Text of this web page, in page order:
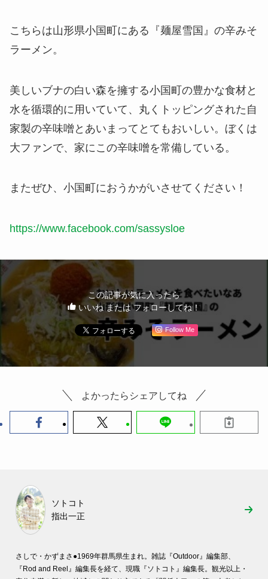
こちらは山形県小国町にある『麺屋雪国』の辛みそ
ラーメン。
美しいブナの白い森を擁する小国町の豊かな食材と
水を循環的に用いていて、丸くトッピングされた自
家製の辛味噌とあいまってとてもおいしい。ぼくは
大ファンで、家にこの辛味噌を常備している。
またぜひ、小国町におうかがいさせてください！
https://www.facebook.com/sassysloe
この記事が気に入ったら
いいね または フォローしてね！
Follow Me
よかったらシェアしてね
ソトコト
指出一正
さしで・かずまさ●1969年群馬県生まれ。雑誌『Outdoor』編集部、
『Rod and Reel』編集長を経て、現職『ソトコト』編集長。観光以上・